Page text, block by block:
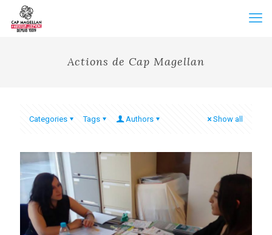
Actions de Cap Magellan
Categories Tags Authors Show all